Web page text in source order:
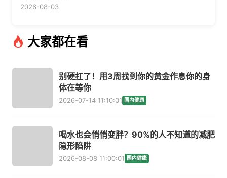
2026-08-03
大家都在看
别硬扛了！用3周找到你的黄金作息你的身
体在等你
2026-07-14 11:10:01 国内健康
喝水也会悄悄变胖？90%的人不知道的减肥
隐形陷阱
2026-08-08 11:00:01 国内健康